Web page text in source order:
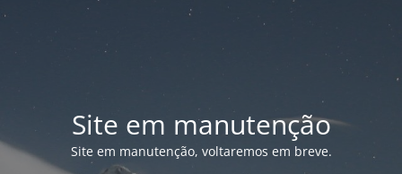
Site em manutenção
Site em manutenção, voltaremos em breve.